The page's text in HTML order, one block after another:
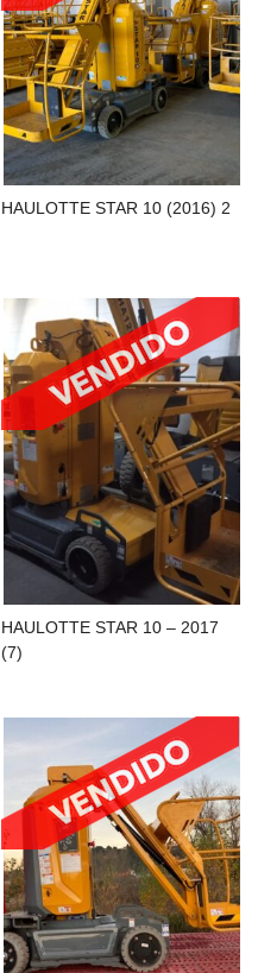
HAULOTTE STAR 10 (2016) 2
HAULOTTE STAR 10 – 2017
(7)